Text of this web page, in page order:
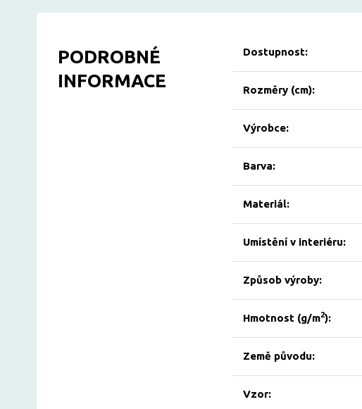
PODROBNÉ
INFORMACE
Dostupnost:
Rozměry (cm):
Výrobce:
Barva:
Materiál:
Umístění v interiéru:
Způsob výroby:
Hmotnost (g/m2):
Země původu:
Vzor: